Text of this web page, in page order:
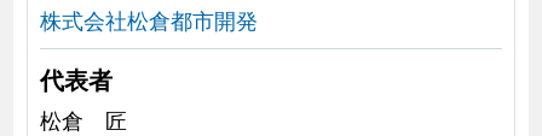
株式会社松倉都市開発
代表者
松倉 匠